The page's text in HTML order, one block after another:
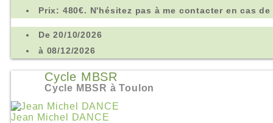
Prix: 480€. N'hésitez pas à me contacter en cas
De 20/10/2026
à 08/12/2026
Cycle MBSR
Cycle MBSR à Toulon
Jean Michel DANCE